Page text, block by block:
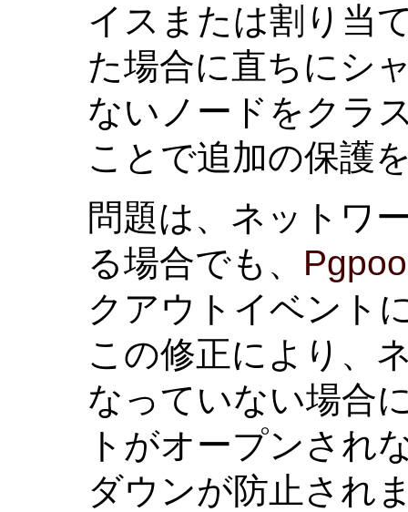
イスまたは割り当
た場合に直ちにシ
ないノードをクラ
ことで追加の保護
問題は、ネットワ
る場合でも、
クアウトイベント
この修正により、
なっていない場合
トがオープンされ
ダウンが防止され